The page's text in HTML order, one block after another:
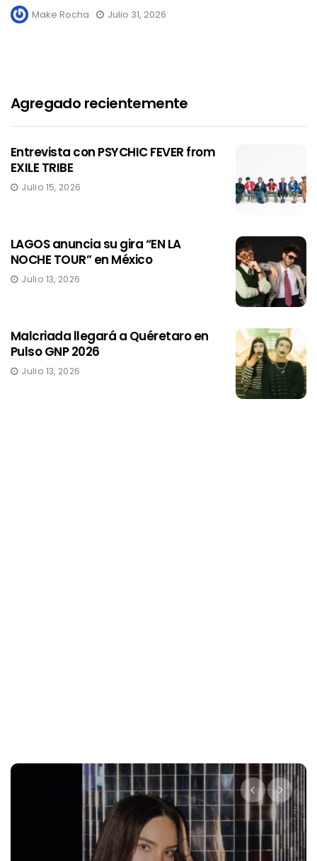
Make Rocha Julio 31, 2026
Agregado recientemente
Entrevista con PSYCHIC FEVER from
EXILE TRIBE
Julio 15, 2026
LAGOS anuncia su gira “EN LA
NOCHE TOUR” en México
Julio 13, 2026
Malcriada llegará a Quéretaro en
Pulso GNP 2026
Julio 13, 2026